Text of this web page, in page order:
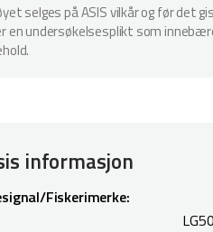
selges på ASIS vilkår og før det
en undersøkelsesplikt som
informasjon
Fiskerimerke: